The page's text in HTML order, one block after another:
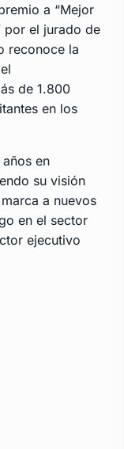
a “Mejor
por el jurado de
reconoce la
de 1.800
en los
en
su visión
a nuevos
en el sector
ejecutivo